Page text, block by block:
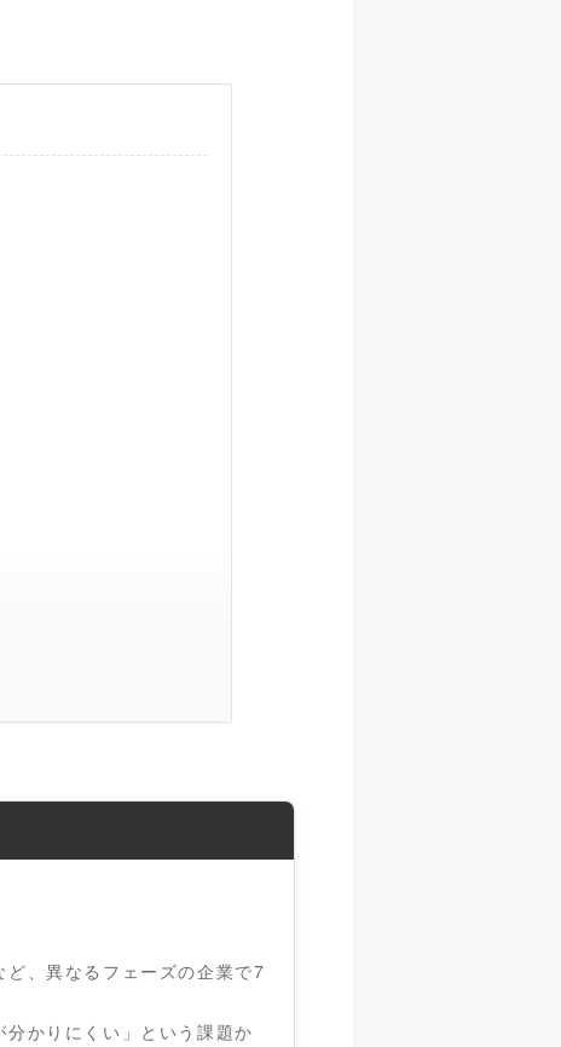
、異なるフェーズの企業で7
かりにくい」という課題か